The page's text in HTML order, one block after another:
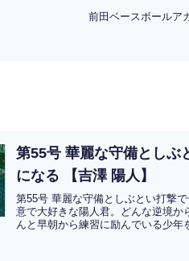
前田ベースボールア
第55号 華麗な守備としぶ
になる 【吉澤 陽人】
第55号 華麗な守備としぶとい打撃
意で大好きな陽人君。どんな逆境か
んと早朝から練習に励んでいる少年